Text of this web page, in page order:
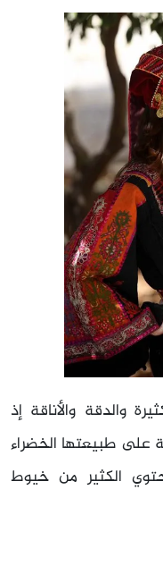
والدقة والأناقة إذ
على طبيعتها الخضراء
الكثير من خيوط